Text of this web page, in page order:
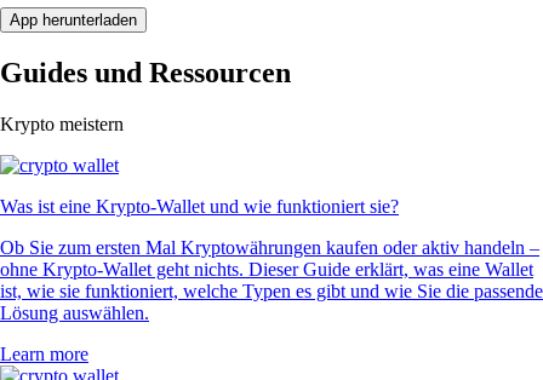
App herunterladen
Guides und Ressourcen
Krypto meistern
Was ist eine Krypto-Wallet und wie funktioniert sie?
Ob Sie zum ersten Mal Kryptowährungen kaufen oder aktiv handeln –
ohne Krypto-Wallet geht nichts. Dieser Guide erklärt, was eine Wallet
ist, wie sie funktioniert, welche Typen es gibt und wie Sie die passende
Lösung auswählen.
Learn more